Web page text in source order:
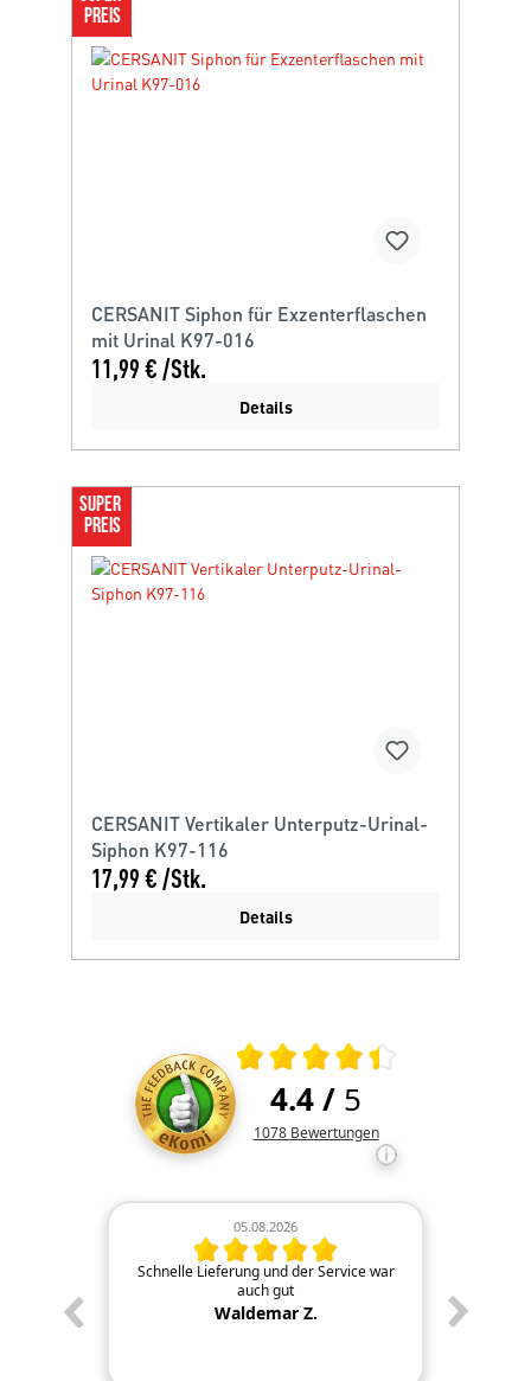
PREIS
CERSANIT Siphon für Exzenterflaschen
mit Urinal K97-016
11,99 € /Stk.
Details
SUPER
PREIS
CERSANIT Vertikaler Unterputz-Urinal-
Siphon K97-116
17,99 € /Stk.
Details
Kundenbewertungen und
Durchschnittliche Bewertung 4.4
4.4/ 5
1078 Bewertungen
05.08.2026
Schnelle Lieferung und der Service war
auch gut
Waldemar Z.